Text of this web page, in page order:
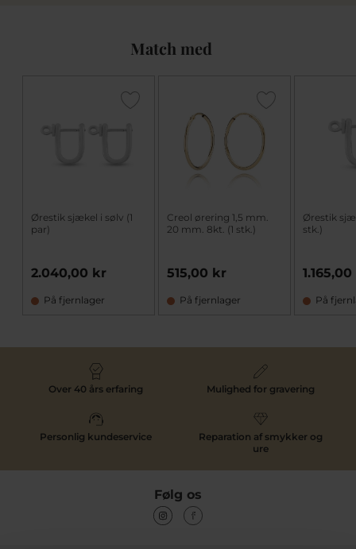
Match med
Ørestik sjækel i sølv (1
par)
2.040,00 kr
På fjernlager
Creol ørering 1,5 mm.
20 mm. 8kt. (1 stk.)
515,00 kr
På fjernlager
Ørestik
stk.)
På
Over 40 års erfaring Mulighed for gravering
Personlig kundeservice
Reparation af smykker og
ure
Følg os